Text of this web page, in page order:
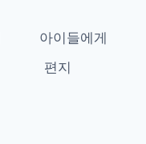
아이들에게
편지